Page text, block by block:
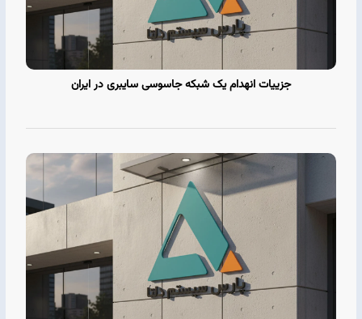
جزییات انهدام یک شبکه جاسوسی سایبری در ایران